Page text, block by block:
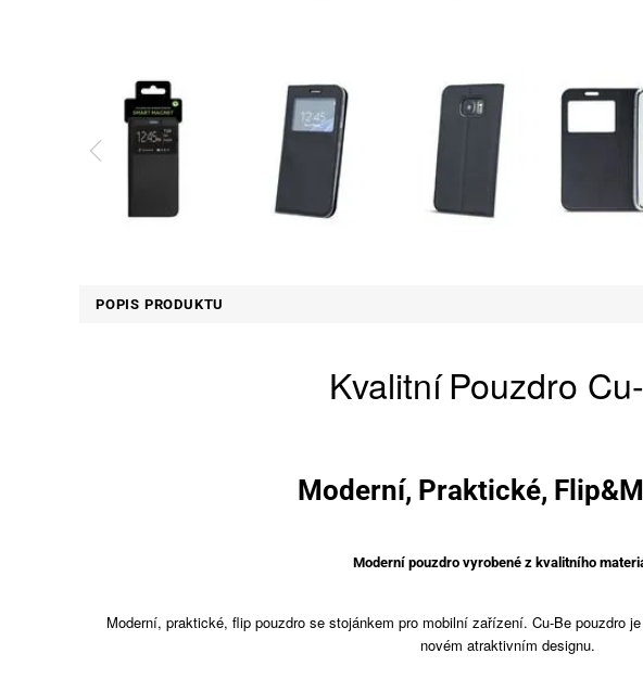
POPIS PRODUKTU
Kvalitní Pouzdro
Moderní, Praktické,
Moderní pouzdro vyrobené z kvalitního
Moderní, praktické, flip pouzdro se stojánkem pro mobilní zařízení. Cu-Be pouzdro
novém atraktivním designu.